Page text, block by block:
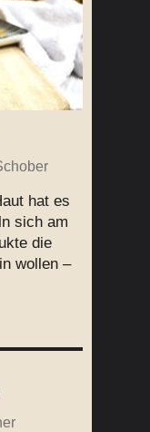
hat es
sich am
die
wollen –